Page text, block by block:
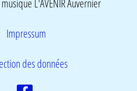
L'AVENIR Auvernier
Impressum
des données